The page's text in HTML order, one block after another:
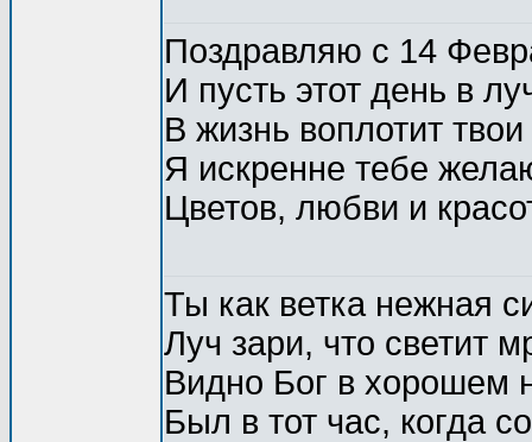
Поздравляю с 14
И пусть этот день в
В жизнь воплотит
Я искренне тебе
Цветов, любви и
Ты как ветка нежная
Луч зари, что светит
Видно Бог в хорошем
Был в тот час, когда